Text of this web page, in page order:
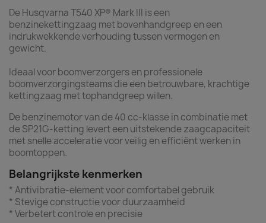
De Husqvarna T540 XP® Mark III is een
benzinekettingzaag met bovenhandgreep en een
indrukwekkende verhouding tussen vermogen en
gewicht.
Ideaal voor boomverzorgers en professionele
boomverzorgingsteams die een betrouwbare, krachtige
kettingzaag met tophandgreep willen.
De benzinemotor van de 40 cc-klasse in combinatie met
de SP21G-ketting levert een uitstekende zaagcapaciteit
met snelle acceleratie voor veilig en efficiënt werken in
boomtoppen.
Belangrijkste kenmerken
* Antivibratie-element voor comfortabel gebruik
* Stevige constructie voor duurzaamheid
* Verbetert controle en precisie